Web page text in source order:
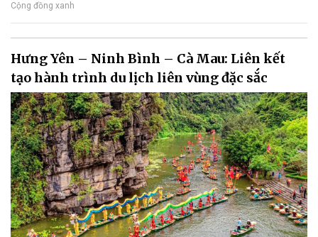
Cộng đồng xanh
Hưng Yên – Ninh Bình – Cà Mau: Liên kết
tạo hành trình du lịch liên vùng đặc sắc